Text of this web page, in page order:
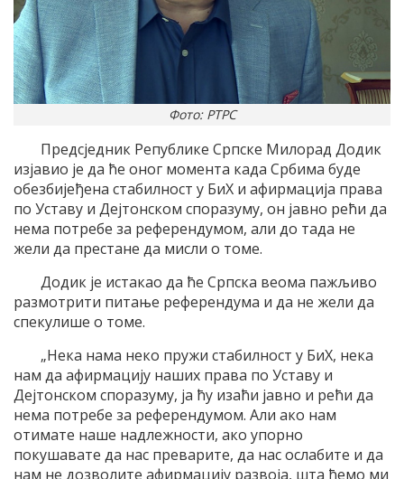
Фото: РТРС
Предсједник Републике Српске Милорад Додик
изјавио је да ће оног момента када Србима буде
обезбијеђена стабилност у БиХ и афирмација права
по Уставу и Дејтонском споразуму, он јавно рећи да
нема потребе за референдумом, али до тада не
жели да престане да мисли о томе.
Додик је истакао да ће Српска веома пажљиво
размотрити питање референдума и да не жели да
спекулише о томе.
„Нека нама неко пружи стабилност у БиХ, нека
нам да афирмацију наших права по Уставу и
Дејтонском споразуму, ја ћу изаћи јавно и рећи да
нема потребе за референдумом. Али ако нам
отимате наше надлежности, ако упорно
покушавате да нас преварите, да нас ослабите и да
нам не дозволите афирмацију развоја, шта ћемо ми